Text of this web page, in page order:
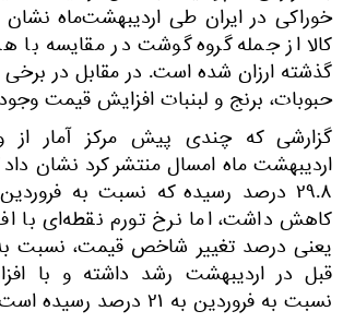
کالا از جمله گروه گوشت در مقایسه
گذشته ارزان شده است. در مقابل در برخی
حبوبات، برنج و لبنبات افزایش قیمت
گزارشی که چندی پیش مرکز آمار
اردیبهشت ماه امسال منتشر کرد نشان داد
کاهش داشت، اما نرخ تورم نقطه‌ای با
یعنی درصد تغییر شاخص قیمت، نسبت
نسبت به فروردین به ۲۱ درصد رسیده است.